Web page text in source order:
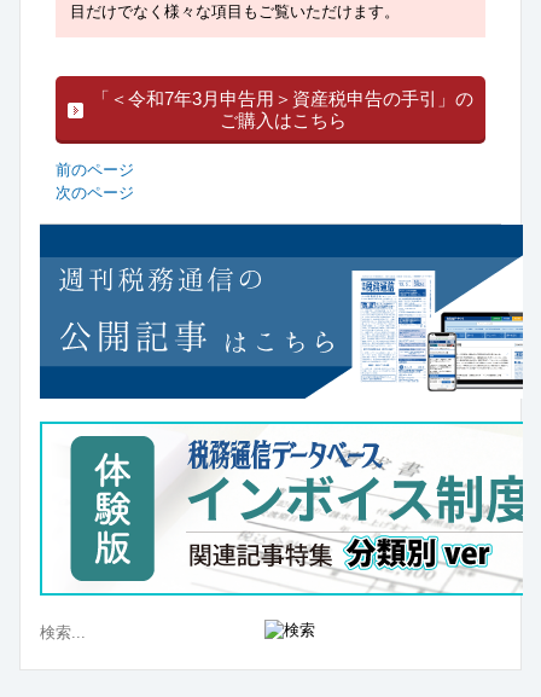
目だけでなく様々な項目もご覧いただけます。
「＜令和7年3月申告用＞資産税申告の手引」の
ご購入はこちら
前のページ
次のページ